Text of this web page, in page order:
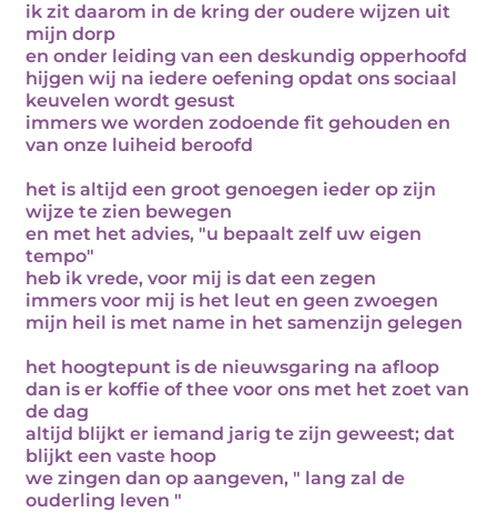
ik zit daarom in de kring der oudere wijzen uit
mijn dorp
en onder leiding van een deskundig opperhoofd
hijgen wij na iedere oefening opdat ons sociaal
keuvelen wordt gesust
immers we worden zodoende fit gehouden en
van onze luiheid beroofd
het is altijd een groot genoegen ieder op zijn
wijze te zien bewegen
en met het advies, "u bepaalt zelf uw eigen
tempo"
heb ik vrede, voor mij is dat een zegen
immers voor mij is het leut en geen zwoegen
mijn heil is met name in het samenzijn gelegen
het hoogtepunt is de nieuwsgaring na afloop
dan is er koffie of thee voor ons met het zoet van
de dag
altijd blijkt er iemand jarig te zijn geweest; dat
blijkt een vaste hoop
we zingen dan op aangeven, " lang zal de
ouderling leven "